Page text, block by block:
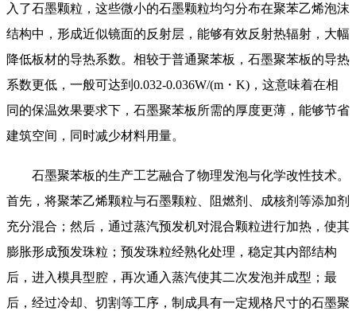
入了石墨颗粒，这些微小的石墨颗粒均匀分布在聚苯乙烯泡沫
结构中，形成近似镜面的反射层，能够有效反射热辐射，大幅
降低板材的导热系数。相较于普通聚苯板，石墨聚苯板的导热
系数更低，一般可达到0.032-0.036W/(m・K)，这意味着在相
同的保温效果要求下，石墨聚苯板所需的厚度更薄，能够节省
建筑空间，同时减少材料用量。
石墨聚苯板的生产工艺融合了物理发泡与化学改性技术。
首先，将聚苯乙烯颗粒与石墨颗粒、阻燃剂、成核剂等添加剂
充分混合；然后，通过蒸汽预发机对混合颗粒进行加热，使其
膨胀形成预发珠粒；预发珠粒经熟化处理，稳定其内部结构
后，进入模具型腔，再次通入蒸汽使其二次发泡并成型；最
后，经过冷却、切割等工序，制成具有一定规格尺寸的石墨聚